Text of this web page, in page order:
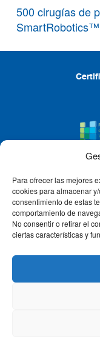
Para ofrecer las mejores
cookies para almacenar
consentimiento de estas
comportamiento de
No consentir o retirar el
ciertas características y
500 cirugías de
CLÍNICA
QUIÉNES